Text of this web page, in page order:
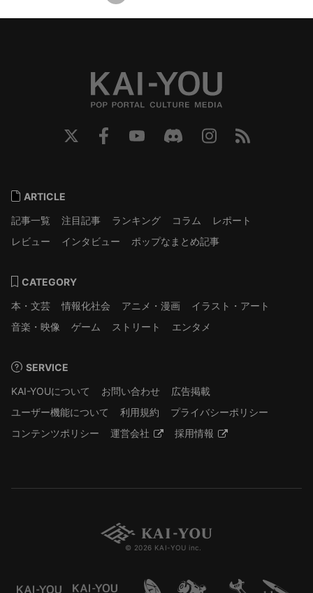
ARTICLE
記事一覧
注目記事 ランキング コラム
レポート
レビュー
インタビュー ポップなまとめ記事
CATEGORY
本・文芸
情報化社会 アニメ・漫画
イラスト・アート
音楽・映像
ゲーム ストリート エンタメ
SERVICE
KAI-YOUについて
お問い合わせ
広告掲載
ユーザー機能について
利用規約
プライバシーポリシー
コンテンツポリシー
運営会社 採用情報
© 2026 KAI-YOU inc.